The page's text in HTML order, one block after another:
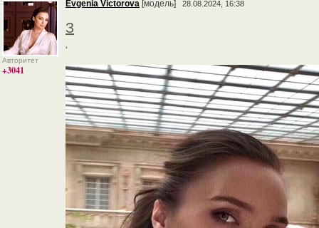
Авторитет
+3041
Evgenia Victorova [модель] 28.08.2024, 16:38
З
‘